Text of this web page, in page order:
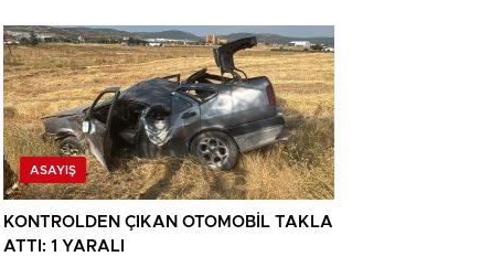
ASAYIŞ
KONTROLDEN ÇIKAN OTOMOBİL TAKLA
ATTI: 1 YARALI